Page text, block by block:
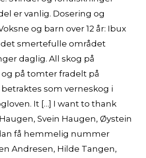
er vanlig. Dosering og
og barn over 12 år: Ibux
smertefulle området
daglig. All skog på
på tomter fradelt på
som verneskog i
It […] I want to thank
Haugen, Svein Haugen, Øystein
få hemmelig nummer
Andresen, Hilde Tangen,